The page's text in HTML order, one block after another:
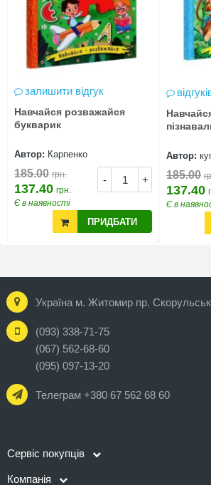
залишити відгук
Навчайся розважайся
букварик
Автор: Карпенко
- +
185.00 грн.
137.40 грн.
Є в наявності
ПРИДБАТИ
Автор:
185.00
137.40
Є в
Україна м. Житомир пр.
(093) 338-71-75
(067) 562-68-60
(095) 097-13-20
Телеграм +380 67 562 68 60
Сервіс покупців
Компанія